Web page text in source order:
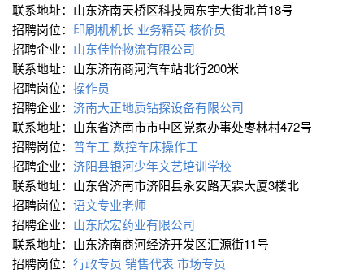
联系地址：山东济南天桥区科技园东宇大街北首18号
招聘岗位： 印刷机机长 业务精英核价员
招聘企业： 山东佳怡物流有限公司
联系地址：山东济南商河汽车站北行200米
招聘岗位： 操作员
招聘企业： 济南大正地质钻探设备有限公司
联系地址：山东省济南市市中区党家办事处枣林村472号
招聘岗位： 普车工 数控车床操作工
招聘企业： 济阳县银河少年文艺培训学校
联系地址：山东省济南市济阳县永安路天霖大厦3楼北
招聘岗位： 语文专业老师
招聘企业： 山东欣宏药业有限公司
联系地址：山东济南商河经济开发区汇源街11号
招聘岗位： 行政专员 销售代表 市场专员